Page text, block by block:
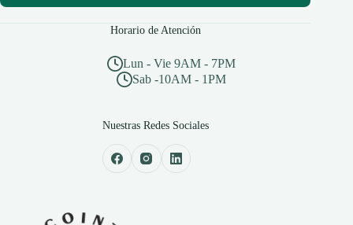
Horario de Atención
Lun - Vie 9AM - 7PM
Sab -10AM - 1PM
Nuestras Redes Sociales